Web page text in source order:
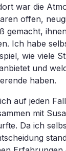
war die
of­fen,
ge­macht,
Ich habe
wie vie­le
und
haben.
auf je­den
mit
Da ich